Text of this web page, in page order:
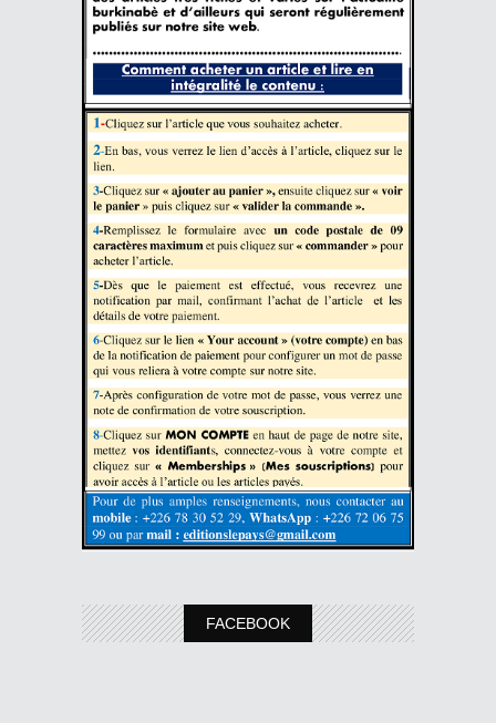
FACEBOOK